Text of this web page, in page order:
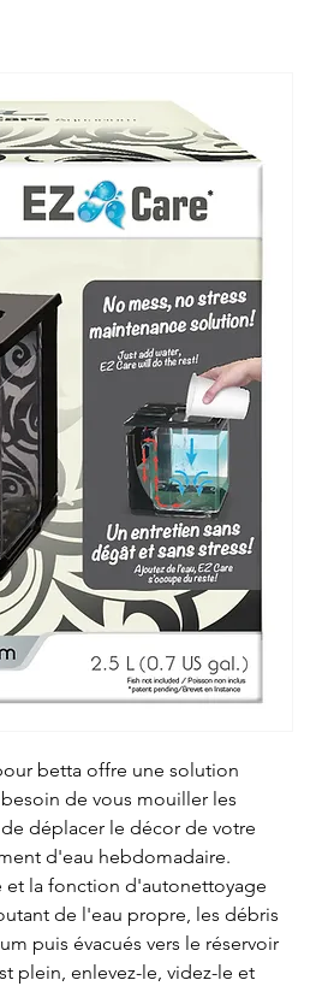
betta offre une solution
de vous mouiller les
déplacer le décor de votre
d'eau hebdomadaire.
la fonction d'autonettoyage
de l'eau propre, les débris
puis évacués vers le réservoir
plein, enlevez-le, videz-le et